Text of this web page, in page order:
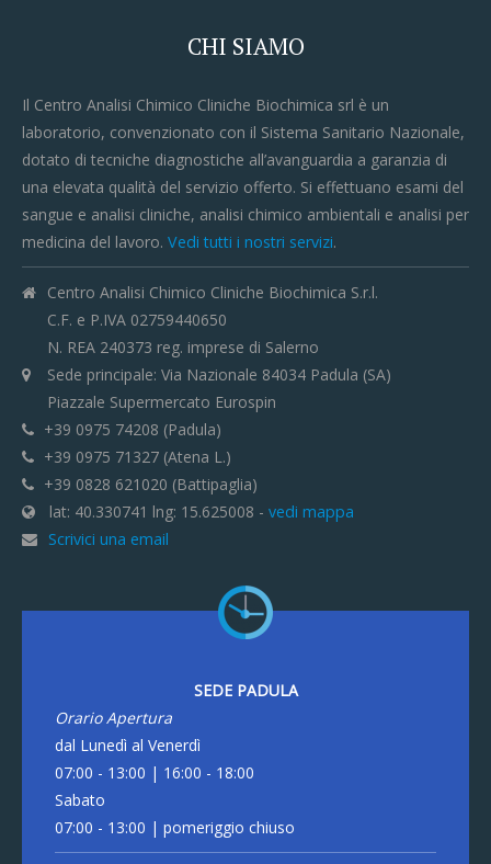
CHI SIAMO
Il Centro Analisi Chimico Cliniche Biochimica srl è un
laboratorio, convenzionato con il Sistema Sanitario Nazionale,
dotato di tecniche diagnostiche all’avanguardia a garanzia di
una elevata qualità del servizio offerto. Si effettuano esami del
sangue e analisi cliniche, analisi chimico ambientali e analisi per
medicina del lavoro. Vedi tutti i nostri servizi.
Centro Analisi Chimico Cliniche Biochimica S.r.l.
C.F. e P.IVA 02759440650
N. REA 240373 reg. imprese di Salerno
Sede principale: Via Nazionale 84034 Padula (SA)
Piazzale Supermercato Eurospin
+39 0975 74208 (Padula)
+39 0975 71327 (Atena L.)
+39 0828 621020 (Battipaglia)
lat: 40.330741 lng: 15.625008 - vedi mappa
Scrivici una email
SEDE PADULA
Orario Apertura
dal Lunedì al Venerdì
07:00 - 13:00 | 16:00 - 18:00
Sabato
07:00 - 13:00 | pomeriggio chiuso